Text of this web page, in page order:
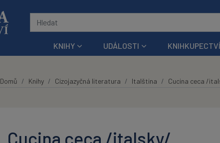
KNIHY UDÁLOSTI KNIHKUPECTVÍ
Domů Knihy Cizojazyčná literatura Italština Cucina ceca /
Cucina ceca /italsky/